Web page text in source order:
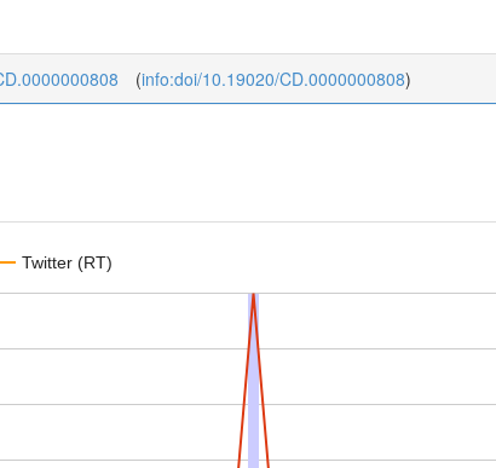
(info:doi/10.19020/CD.0000000808)
Twitter (RT)